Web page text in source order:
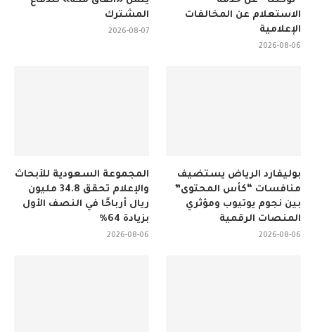
المشترك
2026-08-07
الاستعلام عن المخالفات
الإعلامية
2026-08-06
المجموعة السعودية للأبحاث
والإعلام تحقق 34.8 مليون
ريال أرباحًا في النصف الأول
بزيادة 64%
2026-08-06
بوليفارد الرياض يستضيف
منافسات “كأس المحتوى”
بين نجوم يوتيوب ومؤثري
المنصات الرقمية
2026-08-06